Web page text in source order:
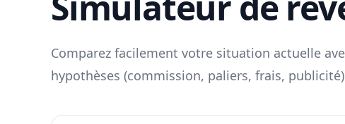
Comparez facilement votre situation actuelle
hypothèses (commission, paliers, frais,